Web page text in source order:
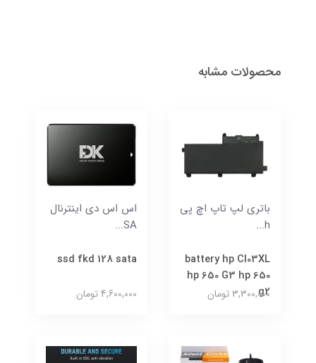
محصولات مشابه
باتری لپ تاپ اچ پی
h...
battery hp CI03XL
hp 650 G3 hp 650
g2
3,300,000 تومان
اس اس دی اینترنال
SA...
ssd fkd 128 sata
4,600,000 تومان